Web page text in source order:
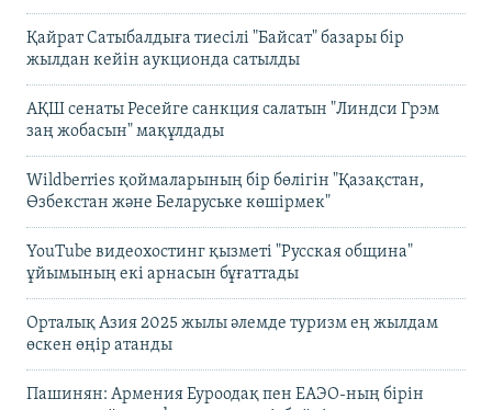
Қайрат Сатыбалдыға тиесілі "Байсат" базары бір
жылдан кейін аукционда сатылды
АҚШ сенаты Ресейге санкция салатын "Линдси Грэм
заң жобасын" мақұлдады
Wildberries қоймаларының бір бөлігін "Қазақстан,
Өзбекстан және Беларуське көшірмек"
YouTube видеохостинг қызметі "Русская община"
ұйымының екі арнасын бұғаттады
Орталық Азия 2025 жылы әлемде туризм ең жылдам
өскен өңір атанды
Пашинян: Армения Еуроодақ пен ЕАЭО-ның бірін